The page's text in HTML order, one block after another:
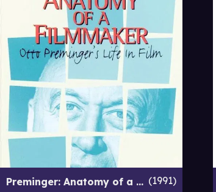
Preminger: Anatomy of a Filmmaker 1991